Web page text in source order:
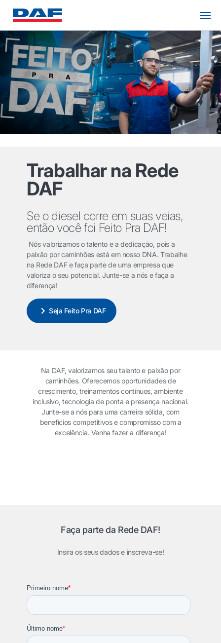
Trabalhar na Rede
DAF
Se o diesel corre em suas veias,
então você foi Feito Pra DAF!
Nós valorizamos o talento e a dedicação, pois a
paixão por caminhões está em nosso DNA. Trabalhe
na Rede DAF e faça parte de uma empresa que
valoriza o seu potencial. Junte-se a nós e faça a
diferença!
Seja Feito Pra DAF
Na DAF, valorizamos seu talento e paixão por
caminhões. Oferecemos oportunidades de
crescimento, treinamentos contínuos, ambiente
inclusivo, tecnologia de ponta e presença nacional.
Junte-se a nós para uma carreira sólida, com
benefícios competitivos e compromisso com a
excelência. Venha fazer a diferença!
Faça parte da Rede DAF!
Insira os seus dados e inscreva-se!